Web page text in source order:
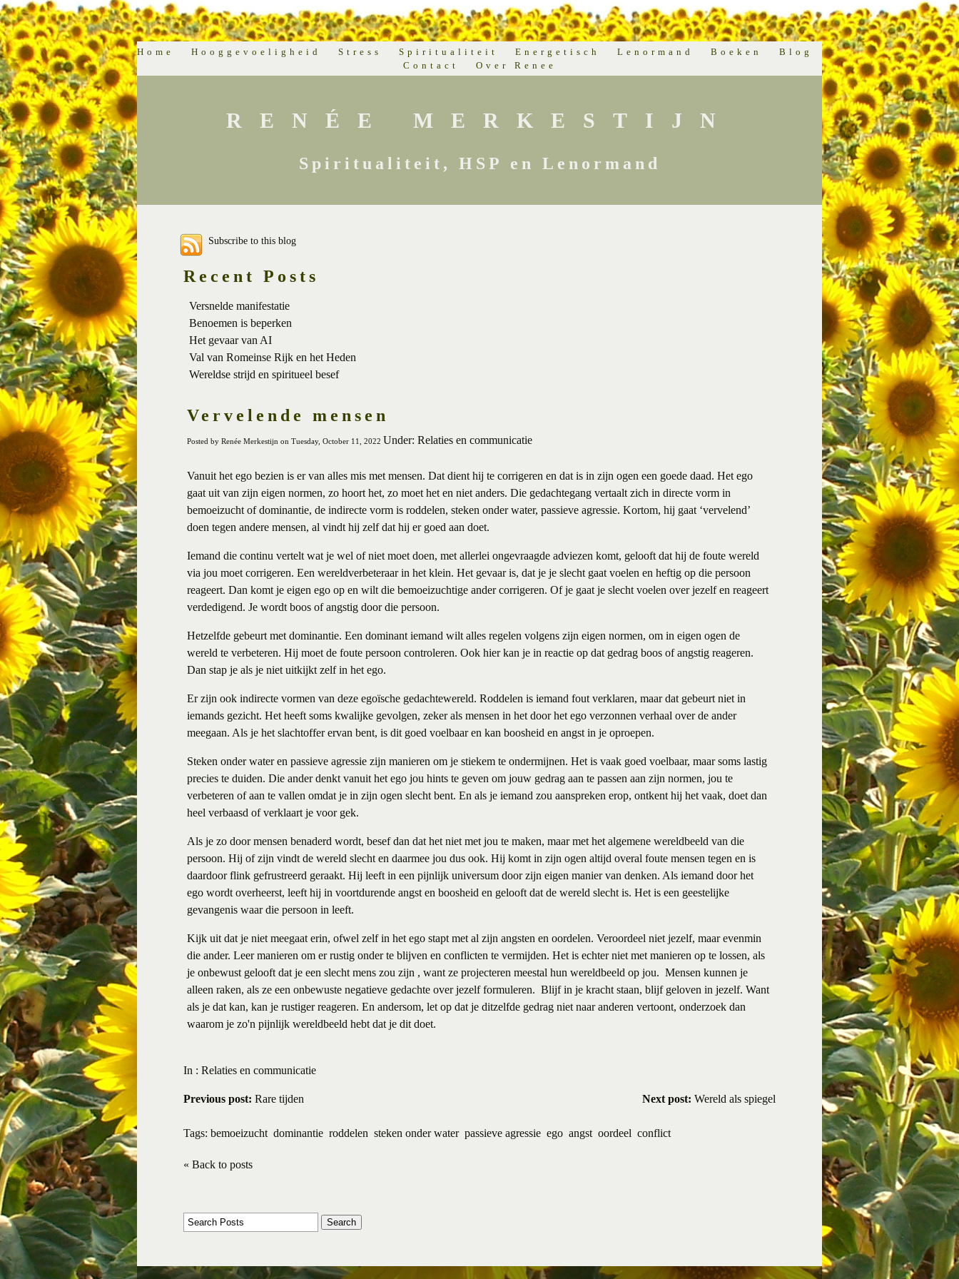
Home Hooggevoeligheid Stress Spiritualiteit Energetisch Lenormand Boeken
Blog
Contact
Over Renee
RENÉE MERKESTIJN
Spiritualiteit, HSP en Lenormand
Subscribe to this blog
Recent Posts
Versnelde manifestatie
Benoemen is beperken
Het gevaar van AI
Val van Romeinse Rijk en het Heden
Wereldse strijd en spiritueel besef
Vervelende mensen
Posted by Renée Merkestijn on Tuesday, October 11, 2022 Under: Relaties en communicatie
Vanuit het ego bezien is er van alles mis met mensen. Dat dient hij te corrigeren en dat is in zijn ogen een goede daad. Het ego
gaat uit van zijn eigen normen, zo hoort het, zo moet het en niet anders. Die gedachtegang vertaalt zich in directe vorm in
bemoeizucht of dominantie, de indirecte vorm is roddelen, steken onder water, passieve agressie. Kortom, hij gaat ‘vervelend’
doen tegen andere mensen, al vindt hij zelf dat hij er goed aan doet.
Iemand die continu vertelt wat je wel of niet moet doen, met allerlei ongevraagde adviezen komt, gelooft dat hij de foute wereld
via jou moet corrigeren. Een wereldverbeteraar in het klein. Het gevaar is, dat je je slecht gaat voelen en heftig op die persoon
reageert. Dan komt je eigen ego op en wilt die bemoeizuchtige ander corrigeren. Of je gaat je slecht voelen over jezelf en reageert
verdedigend. Je wordt boos of angstig door die persoon.
Hetzelfde gebeurt met dominantie. Een dominant iemand wilt alles regelen volgens zijn eigen normen, om in eigen ogen de
wereld te verbeteren. Hij moet de foute persoon controleren. Ook hier kan je in reactie op dat gedrag boos of angstig reageren.
Dan stap je als je niet uitkijkt zelf in het ego.
Er zijn ook indirecte vormen van deze egoïsche gedachtewereld. Roddelen is iemand fout verklaren, maar dat gebeurt niet in
iemands gezicht. Het heeft soms kwalijke gevolgen, zeker als mensen in het door het ego verzonnen verhaal over de ander
meegaan. Als je het slachtoffer ervan bent, is dit goed voelbaar en kan boosheid en angst in je oproepen.
Steken onder water en passieve agressie zijn manieren om je stiekem te ondermijnen. Het is vaak goed voelbaar, maar soms lastig
precies te duiden. Die ander denkt vanuit het ego jou hints te geven om jouw gedrag aan te passen aan zijn normen, jou te
verbeteren of aan te vallen omdat je in zijn ogen slecht bent. En als je iemand zou aanspreken erop, ontkent hij het vaak, doet dan
heel verbaasd of verklaart je voor gek.
Als je zo door mensen benaderd wordt, besef dan dat het niet met jou te maken, maar met het algemene wereldbeeld van die
persoon. Hij of zijn vindt de wereld slecht en daarmee jou dus ook. Hij komt in zijn ogen altijd overal foute mensen tegen en is
daardoor flink gefrustreerd geraakt. Hij leeft in een pijnlijk universum door zijn eigen manier van denken. Als iemand door het
ego wordt overheerst, leeft hij in voortdurende angst en boosheid en gelooft dat de wereld slecht is. Het is een geestelijke
gevangenis waar die persoon in leeft.
Kijk uit dat je niet meegaat erin, ofwel zelf in het ego stapt met al zijn angsten en oordelen. Veroordeel niet jezelf, maar evenmin
die ander. Leer manieren om er rustig onder te blijven en conflicten te vermijden. Het is echter niet met manieren op te lossen, als
je onbewust gelooft dat je een slecht mens zou zijn , want ze projecteren meestal hun wereldbeeld op jou. Mensen kunnen je
alleen raken, als ze een onbewuste negatieve gedachte over jezelf formuleren. Blijf in je kracht staan, blijf geloven in jezelf. Want
als je dat kan, kan je rustiger reageren. En andersom, let op dat je ditzelfde gedrag niet naar anderen vertoont, onderzoek dan
waarom je zo'n pijnlijk wereldbeeld hebt dat je dit doet.
In : Relaties en communicatie
Next post: Wereld als spiegel
Previous post: Rare tijden
Tags: bemoeizucht dominantie roddelen steken onder water passieve agressie ego angst oordeel conflict
« Back to posts